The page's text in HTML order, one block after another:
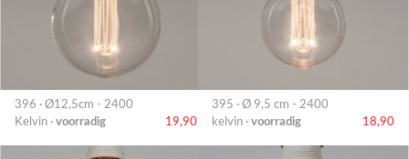
396 · Ø12,5cm - 2400
Kelvin · voorradig 19,90
395 · Ø 9,5 cm - 2400
kelvin · voorradig 18,90